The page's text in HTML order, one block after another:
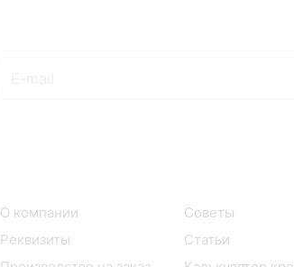
О компании
Реквизиты
Советы
Статьи